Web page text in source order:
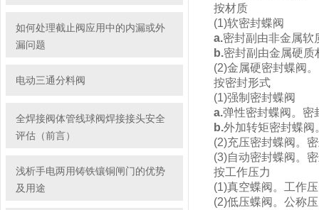
如何处理截止阀应用中的内漏或外
漏问题
电动三通分料阀
全焊接阀体管线球阀焊接接头安全
评估（前言）
浅析手电两用铸铁镶铜闸门的优势
及用途
按材质
(1)软密封蝶阀
a.密封副由非金属软
b.密封副由金属硬
(2)金属硬密封蝶阀
按密封形式
(1)强制密封蝶阀
a.弹性密封蝶阀。密
b.外加转矩密封蝶阀
(2)充压密封蝶阀。
(3)自动密封蝶阀。
按工作压力
(1)真空蝶阀。工作
(2)低压蝶阀。公称